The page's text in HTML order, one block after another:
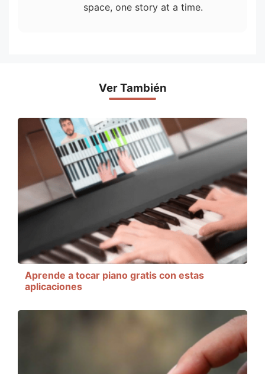
space, one story at a time.
Ver También
Aprende a tocar piano gratis con estas
aplicaciones